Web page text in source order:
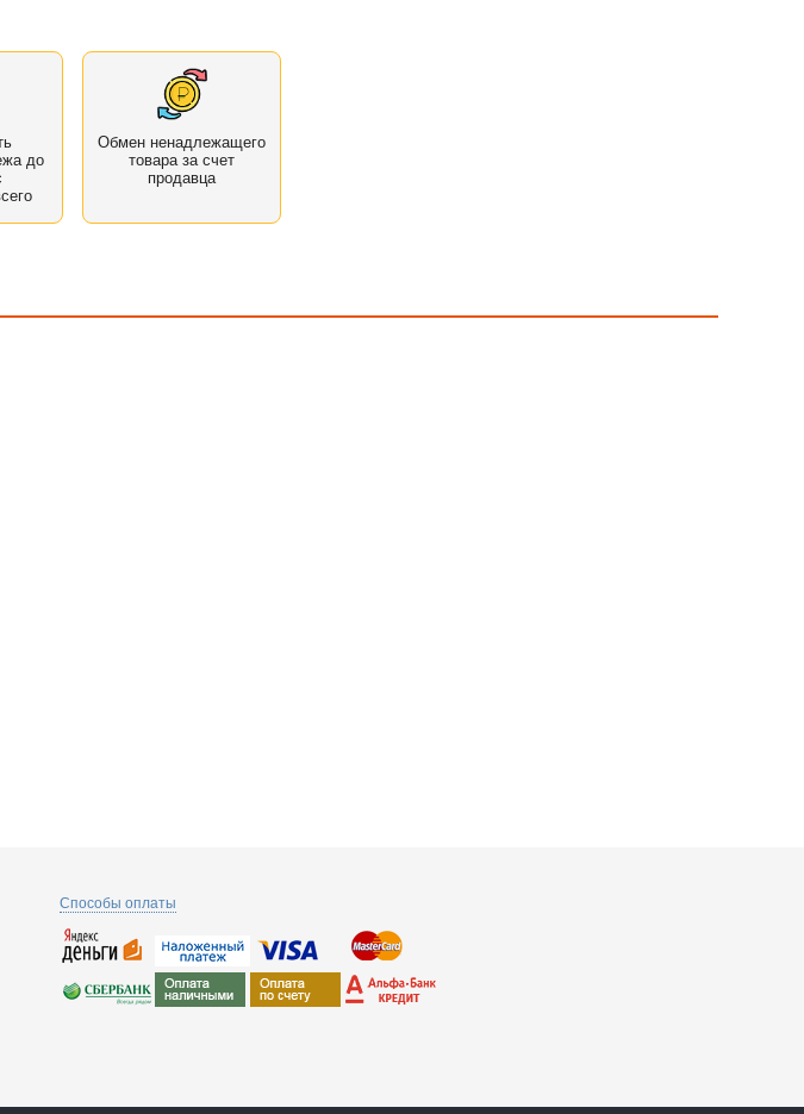
до
Обмен ненадлежащего
товара за счет
продавца
Способы оплаты